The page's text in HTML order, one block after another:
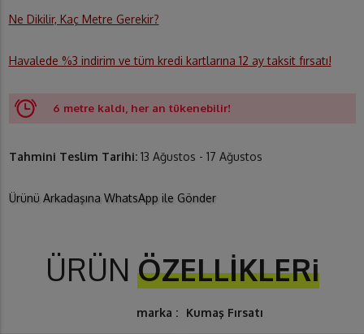
Ne Dikilir, Kaç Metre Gerekir?
Havalede %3 indirim ve tüm kredi kartlarına 12 ay taksit fırsatı!
6 metre kaldı, her an tükenebilir!
Tahmini Teslim Tarihi: 13 Ağustos - 17 Ağustos
Ürünü Arkadaşına WhatsApp ile Gönder
ÜRÜN ÖZELLİKLERi
marka : Kumaş Fırsatı